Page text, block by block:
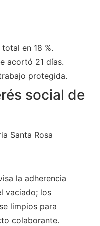
en 18 %.
acortó 21 días.
protegida.
social de
Santa Rosa
la adherencia
vaciado; los
limpios para
colaborante.